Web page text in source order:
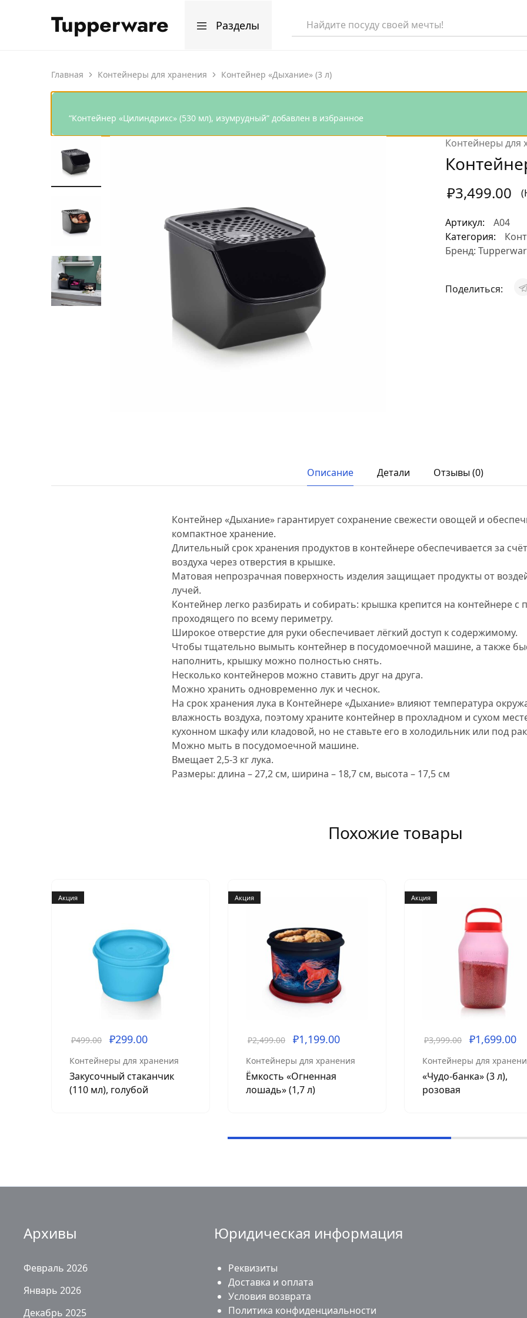
Tupperware
Магазин
продукции
Мир
лучшей
Разделы
Все изделия
Программа апреля
Программа марта
Рецепты
Главная Контейнеры для хранения Контейнер «Дыхание» (3 л)
“Контейнер «Цилиндрикс» (530 мл), изумрудный” добавлен в избранное
Контейнеры для
₽3,499.00
Артикул:
А04
Категория:
Бренд:
Поделиться:
Описание Детали Отзывы (0)
Контейнер «Дыхание» гарантирует сохранение свежести овощей и
компактное хранение.
Длительный срок хранения продуктов в контейнере обеспечивается за
воздуха через отверстия в крышке.
Матовая непрозрачная поверхность изделия защищает продукты от
лучей.
Контейнер легко разбирать и собирать: крышка крепится на контейнере
проходящего по всему периметру.
Широкое отверстие для руки обеспечивает лёгкий доступ к содержимому.
Чтобы тщательно вымыть контейнер в посудомоечной машине, а также
наполнить, крышку можно полностью снять.
Несколько контейнеров можно ставить друг на друга.
Можно хранить одновременно лук и чеснок.
На срок хранения лука в Контейнере «Дыхание» влияют температура
влажность воздуха, поэтому храните контейнер в прохладном и сухом
кухонном шкафу или кладовой, но не ставьте его в холодильник или под
Можно мыть в посудомоечной машине.
Вмещает 2,5-3 кг лука.
Размеры: длина – 27,2 см, ширина – 18,7 см, высота – 17,5 см
Похожие товары
Акция
₽499.00 ₽299.00
Контейнеры для хранения
Закусочный стаканчик
(110 мл), голубой
Акция
₽2,499.00 ₽1,199.00
Контейнеры для хранения
Ёмкость «Огненная
лошадь» (1,7 л)
Акция
₽3,999.00 ₽1,699.00
Контейнеры для
«Чудо-банка» (3 л),
розовая
Архивы
Февраль 2026
Январь 2026
Декабрь 2025
Юридическая информация
Реквизиты
Доставка и оплата
Условия возврата
Политика конфиденциальности